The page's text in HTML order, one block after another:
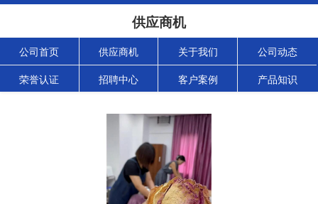
供应商机
公司首页 供应商机 关于我们 公司动态
荣誉认证 招聘中心 客户案例 产品知识